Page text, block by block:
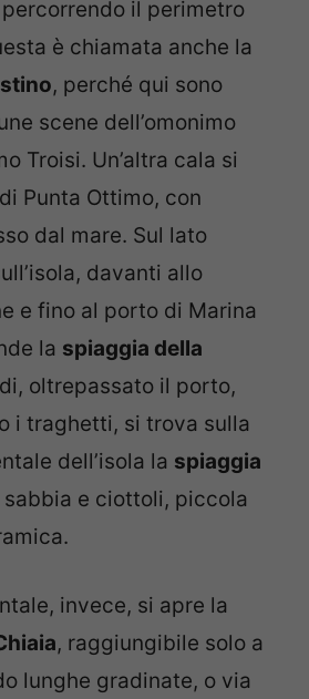
il perimetro
è chiamata anche la
, perché qui sono
scene dell’omonimo
Troisi. Un’altra cala si
Punta Ottimo, con
dal mare. Sul lato
davanti allo
e fino al porto di Marina
la spiaggia della
oltrepassato il porto,
i traghetti, si trova sulla
dell’isola la spiaggia
sabbia e ciottoli, piccola
invece, si apre la
, raggiungibile solo a
lunghe gradinate, o via